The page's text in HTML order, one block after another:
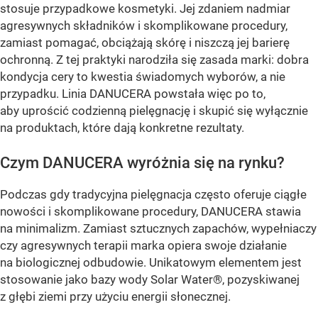
stosuje przypadkowe kosmetyki. Jej zdaniem nadmiar
agresywnych składników i skomplikowane procedury,
zamiast pomagać, obciążają skórę i niszczą jej barierę
ochronną. Z tej praktyki narodziła się zasada marki: dobra
kondycja cery to kwestia świadomych wyborów, a nie
przypadku. Linia DANUCERA powstała więc po to,
aby uprościć codzienną pielęgnację i skupić się wyłącznie
na produktach, które dają konkretne rezultaty.
Czym DANUCERA wyróżnia się na rynku?
Podczas gdy tradycyjna pielęgnacja często oferuje ciągłe
nowości i skomplikowane procedury, DANUCERA stawia
na minimalizm. Zamiast sztucznych zapachów, wypełniaczy
czy agresywnych terapii marka opiera swoje działanie
na biologicznej odbudowie. Unikatowym elementem jest
stosowanie jako bazy wody Solar Water®, pozyskiwanej
z głębi ziemi przy użyciu energii słonecznej.